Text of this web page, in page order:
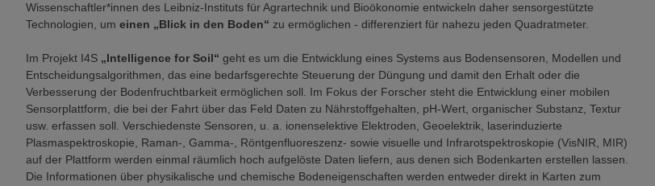
Wissenschaftler*innen des Leibniz-Instituts für Agrartechnik und Bioökonomie entwickeln daher sensorgestützte
Technologien, um einen „Blick in den Boden“ zu ermöglichen - differenziert für nahezu jeden Quadratmeter.
Im Projekt I4S „Intelligence for Soil“ geht es um die Entwicklung eines Systems aus Bodensensoren, Modellen und
Entscheidungsalgorithmen, das eine bedarfsgerechte Steuerung der Düngung und damit den Erhalt oder die
Verbesserung der Bodenfruchtbarkeit ermöglichen soll. Im Fokus der Forscher steht die Entwicklung einer mobilen
Sensorplattform, die bei der Fahrt über das Feld Daten zu Nährstoffgehalten, pH-Wert, organischer Substanz, Textur
usw. erfassen soll. Verschiedenste Sensoren, u. a. ionenselektive Elektroden, Geoelektrik, laserinduzierte
Plasmaspektroskopie, Raman-, Gamma-, Röntgenfluoreszenz- sowie visuelle und Infrarotspektroskopie (VisNIR, MIR)
auf der Plattform werden einmal räumlich hoch aufgelöste Daten liefern, aus denen sich Bodenkarten erstellen lassen.
Die Informationen über physikalische und chemische Bodeneigenschaften werden entweder direkt in Karten zum